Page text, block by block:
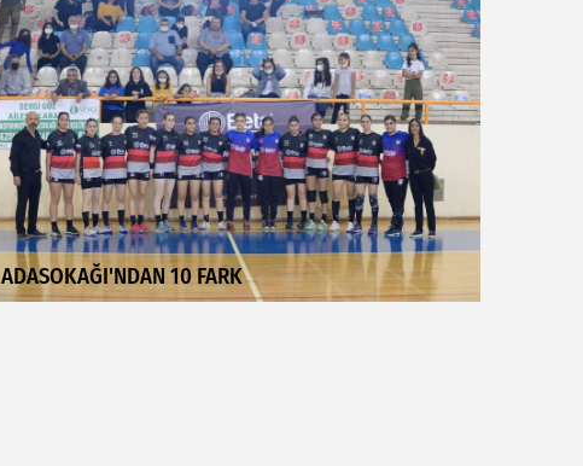
ADASOKAĞI'NDAN 10 FARK